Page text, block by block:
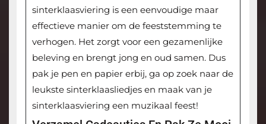
sinterklaasviering is een eenvoudige maar
effectieve manier om de feeststemming te
verhogen. Het zorgt voor een gezamenlijke
beleving en brengt jong en oud samen. Dus
pak je pen en papier erbij, ga op zoek naar de
leukste sinterklaasliedjes en maak van je
sinterklaasviering een muzikaal feest!